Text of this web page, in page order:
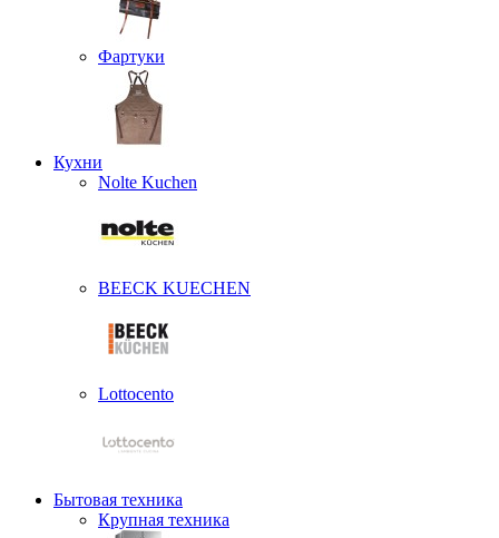
Фартуки
Кухни
Nolte Kuchen
BEECK KUECHEN
Lottocento
Бытовая техника
Крупная техника